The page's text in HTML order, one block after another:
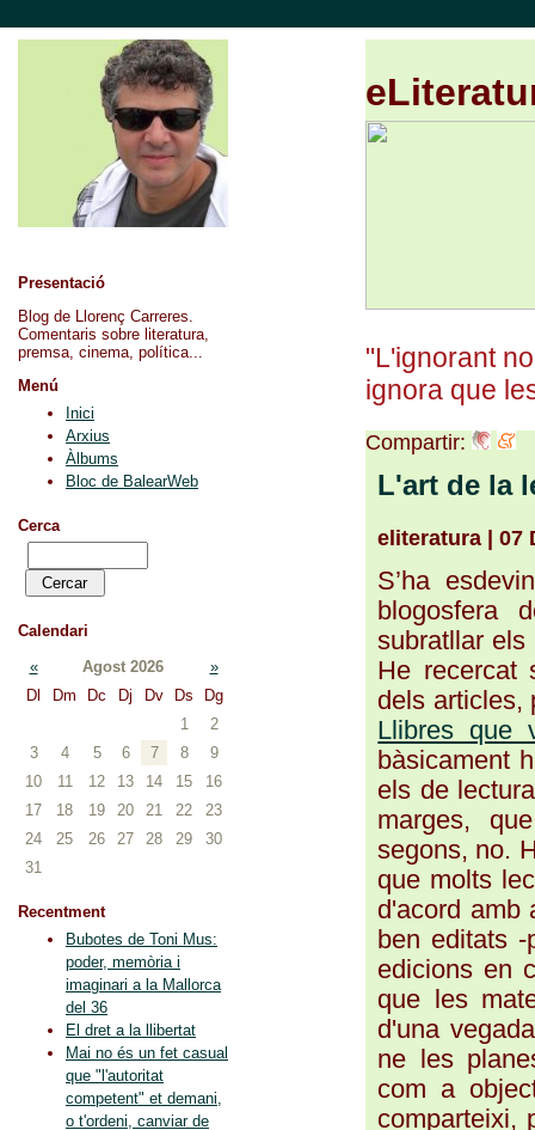
"L'ignorant
ignora que
Compartir:
L'art de la
eliteratura | 07
S’ha
blogosfera
subratllar els
He recercat
dels articles,
Llibres que
bàsicament
els de
marges,
segons, no.
que molts
d'acord amb
ben editats
edicions en
que les
d'una
ne les
com a
comparteixi,
Presentació
Blog de Llorenç Carreres.
Comentaris sobre literatura,
premsa, cinema, política...
Menú
Inici
Arxius
Àlbums
Bloc de BalearWeb
Cerca
Calendari
«
Agost 2026
»
Dl
Dm Dc Dj Dv Ds
Dg
1
2
3
4 5 6 7 8
9
10
11 12 13 14 15
16
17
18 19 20 21 22
23
24
25 26 27 28 29
30
31
Recentment
Bubotes de Toni Mus:
poder, memòria i
imaginari a la Mallorca
del 36
El dret a la llibertat
Mai no és un fet casual
que "l'autoritat
competent" et demani,
o t'ordeni, canviar de